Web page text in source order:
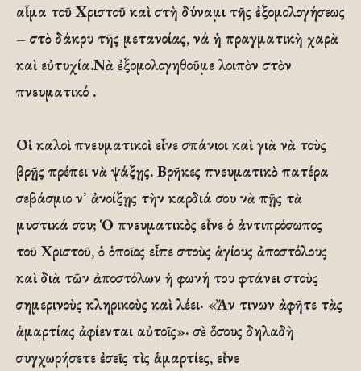
αἷμα τοῦ Χριστοῦ καὶ στὴ δύναμι τῆς ἐξομολογήσεως
– στὸ δάκρυ τῆς μετανοίας, νά ἡ πραγματικὴ χαρὰ
καὶ εὐτυχία.Νὰ ἐξομολογηθοῦμε λοιπὸν στὸν
πνευματικό .
Οἱ καλοὶ πνευματικοὶ εἶνε σπάνιοι καὶ γιὰ νὰ τοὺς
βρῇς πρέπει νὰ ψάξῃς. Βρῆκες πνευματικὸ πατέρα
σεβάσμιο ν᾿ ἀνοίξῃς τὴν καρδιά σου νὰ πῇς τὰ
μυστικά σου; Ὁ πνευματικὸς εἶνε ὁ ἀντιπρόσωπος
τοῦ Χριστοῦ, ὁ ὁποῖος εἶπε στοὺς ἁγίους ἀποστόλους
καὶ διὰ τῶν ἀποστόλων ἡ φωνή του φτάνει στοὺς
σημερινοὺς κληρικοὺς καὶ λέει· «Ἄν τινων ἀφῆτε τὰς
ἁμαρτίας ἀφίενται αὐτοῖς»· σὲ ὅσους δηλαδὴ
συγχωρήσετε ἐσεῖς τὶς ἁμαρτίες, εἶνε